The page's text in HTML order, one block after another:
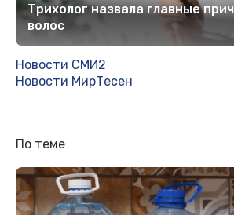
Трихолог назвала главные
волос
Новости СМИ2
Новости МирТесен
По теме